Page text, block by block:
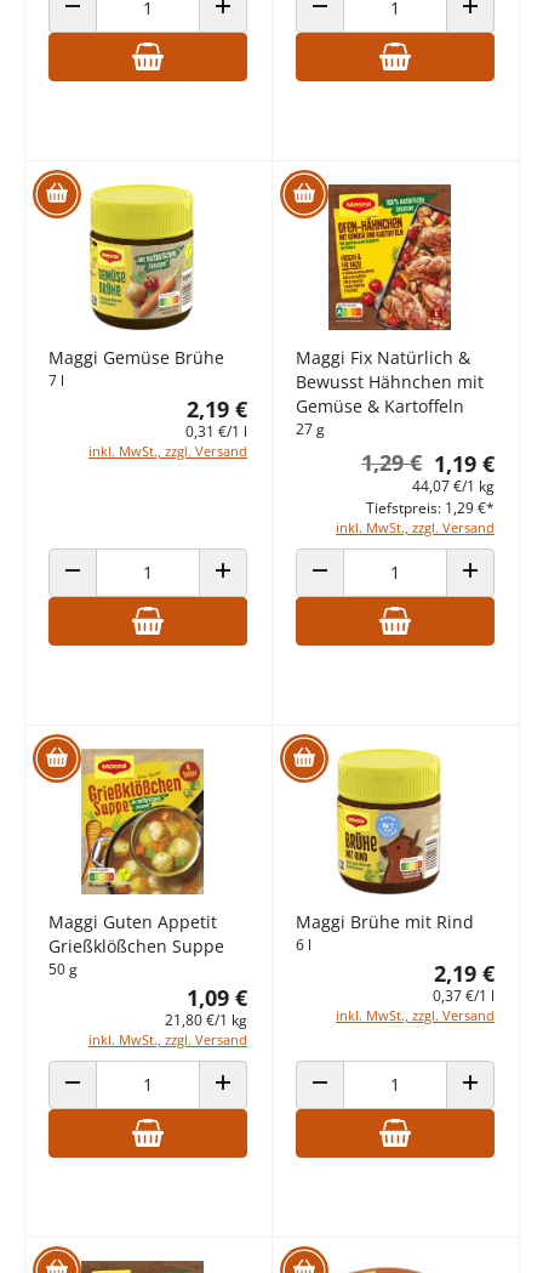
ANZAHL VERRINGERN ANZAHL ERHÖHENANZAHL VERRINGERN ANZAHL
Maggi Gemüse Brühe
7 l
2,19 €
0,31 €/1 l
inkl. MwSt., zzgl. Versand
ANZAHL VERRINGERN ANZAHL ERHÖHEN
Maggi Fix Natürlich &
Bewusst Hähnchen mit
Gemüse & Kartoffeln
27 g
1,19 €
1,29 €
44,07 €/1 kg
inkl. MwSt., zzgl. Versand
Tiefstpreis: 1,29 €*
ANZAHL VERRINGERN ANZAHL
Maggi Guten Appetit
Grießklößchen Suppe
50 g
1,09 €
21,80 €/1 kg
inkl. MwSt., zzgl. Versand
ANZAHL VERRINGERN ANZAHL ERHÖHEN
Maggi Brühe mit Rind
6 l
2,19 €
0,37 €/1 l
inkl. MwSt., zzgl. Versand
ANZAHL VERRINGERN ANZAHL